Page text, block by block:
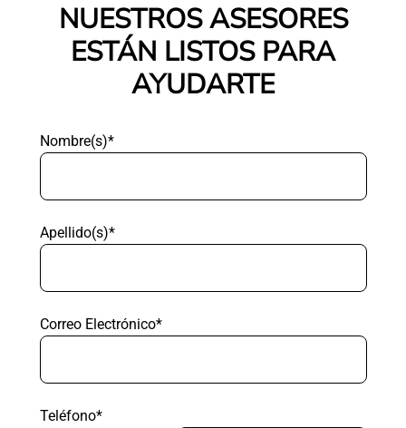
NUESTROS ASESORES
ESTÁN LISTOS PARA
AYUDARTE
Nombre(s)*
Apellido(s)*
Correo Electrónico*
Teléfono*